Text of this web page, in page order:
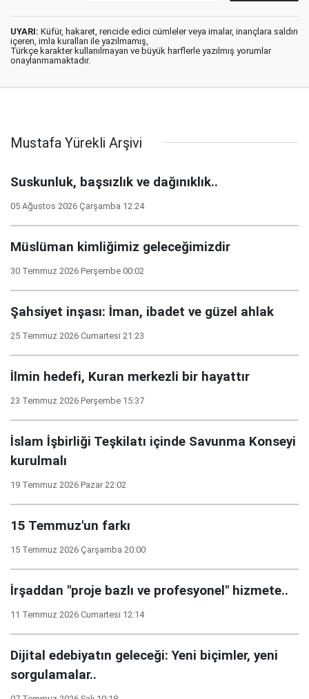
UYARI: Küfür, hakaret, rencide edici cümleler veya imalar, inançlara saldırı
içeren, imla kuralları ile yazılmamış,
Türkçe karakter kullanılmayan ve büyük harflerle yazılmış yorumlar
onaylanmamaktadır.
Mustafa Yürekli Arşivi
Suskunluk, başsızlık ve dağınıklık..
05 Ağustos 2026 Çarşamba 12:24
Müslüman kimliğimiz geleceğimizdir
30 Temmuz 2026 Perşembe 00:02
Şahsiyet inşası: İman, ibadet ve güzel ahlak
25 Temmuz 2026 Cumartesi 21:23
İlmin hedefi, Kuran merkezli bir hayattır
23 Temmuz 2026 Perşembe 15:37
İslam İşbirliği Teşkilatı içinde Savunma Konseyi
kurulmalı
19 Temmuz 2026 Pazar 22:02
15 Temmuz'un farkı
15 Temmuz 2026 Çarşamba 20:00
İrşaddan "proje bazlı ve profesyonel" hizmete..
11 Temmuz 2026 Cumartesi 12:14
Dijital edebiyatın geleceği: Yeni biçimler, yeni
sorgulamalar..